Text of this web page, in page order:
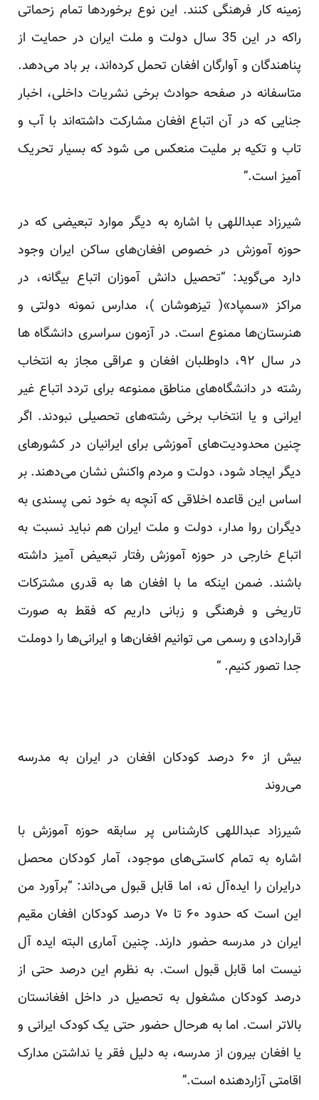
زمینه کار فرهنگی کنند. این نوع برخوردها تمام زحماتی
راکه در این 35 سال دولت و ملت ایران در حمایت از
پناهندگان و آوارگان افغان تحمل کرده‌اند، بر باد می‌دهد.
متاسفانه در صفحه حوادث برخی نشریات داخلی، اخبار
جنایی که در آن اتباع افغان مشارکت داشته‌اند با آب و
تاب و تکیه بر ملیت منعکس می شود که بسیار تحریک
آمیز است.”
شیرزاد عبداللهی با اشاره به دیگر موارد تبعیضی که در
حوزه آموزش در خصوص افغان‌های ساکن ایران وجود
دارد می‌گوید: “تحصیل دانش آموزان اتباع بیگانه، در
مراکز «سمپاد»( تیزهوشان )، مدارس نمونه دولتی و
هنرستان‌ها ممنوع است. در آزمون سراسری دانشگاه ها
در سال ۹۲، داوطلبان افغان و عراقی مجاز به انتخاب
رشته در دانشگاه‌های مناطق ممنوعه برای تردد اتباع غیر
ایرانی و یا انتخاب برخی رشته‌های تحصیلی نبودند. اگر
چنین محدودیت‌های آموزشی برای ایرانیان در کشورهای
دیگر ایجاد شود، دولت و مردم واکنش نشان می‌دهند. بر
اساس این قاعده اخلاقی که آنچه به خود نمی پسندی به
دیگران روا مدار، دولت و ملت ایران هم نباید نسبت به
اتباع خارجی در حوزه آموزش رفتار تبعیض آمیز داشته
باشند. ضمن اینکه ما با افغان ها به قدری مشترکات
تاریخی و فرهنگی و زبانی داریم که فقط به صورت
قراردادی و رسمی می توانیم افغان‌ها و ایرانی‌ها را دوملت
جدا تصور کنیم. “
بیش از ۶۰ درصد کودکان افغان در ایران به مدرسه
می‌روند
شیرزاد عبداللهی کارشناس پر سابقه حوزه آموزش با
اشاره به تمام کاستی‌های موجود، آمار کودکان محصل
درایران را ایده‌‌آل نه، اما قابل قبول می‌داند: “برآورد من
این است که حدود ۶۰ تا ۷۰ درصد کودکان افغان مقیم
ایران در مدرسه حضور دارند. چنین آماری البته ایده آل
نیست اما قابل قبول است. به نظرم این درصد حتی از
درصد کودکان مشغول به تحصیل در داخل افغانستان
بالاتر است. اما به هرحال حضور حتی یک کودک ایرانی و
یا افغان بیرون از مدرسه، به دلیل فقر یا نداشتن مدارک
اقامتی آزاردهنده است.”